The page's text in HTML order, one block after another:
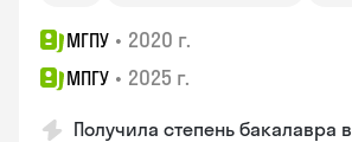
МГПУ • 2020 г.
МПГУ • 2025 г.
Получила степень бакалавра в